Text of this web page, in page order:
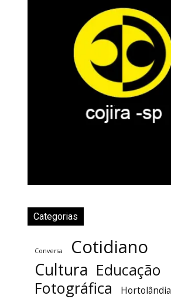
Categorias
Conversa Cotidiano
Cultura Educação
Fotográfica Hortolândia